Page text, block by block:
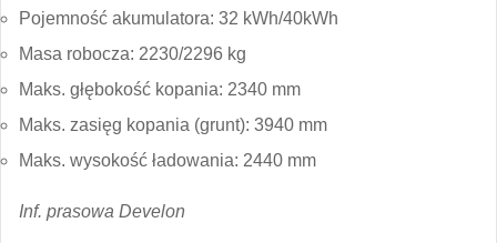
Pojemność akumulatora: 32 kWh/40kWh
Masa robocza: 2230/2296 kg
Maks. głębokość kopania: 2340 mm
Maks. zasięg kopania (grunt): 3940 mm
Maks. wysokość ładowania: 2440 mm
Inf. prasowa Develon